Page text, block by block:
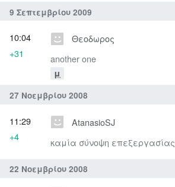
9 Σεπτεμβρίου 2009
Θεοδωρος
another one
μ
10:04
+31
27 Νοεμβρίου 2008
AtanasioSJ
καμία σύνοψη επεξεργασίας
11:29
+4
22 Νοεμβρίου 2008